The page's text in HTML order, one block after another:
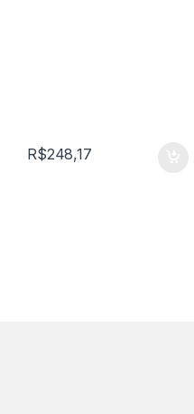
R$248,17